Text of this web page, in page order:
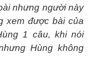
nhưng người này
xem được bài của
1 câu, khi nói
Hùng không